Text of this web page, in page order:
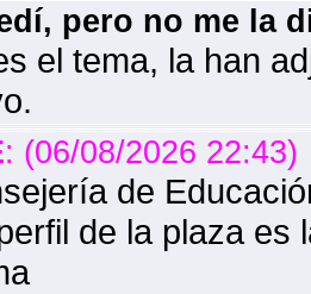
pero no me la
el tema, la han
: (06/08/2026 22:43)
de
de la plaza es